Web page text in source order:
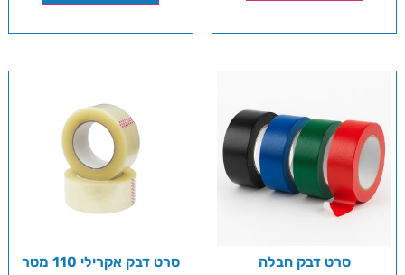
סרט דבק חבלה סרט דבק אקרילי 110 מטר